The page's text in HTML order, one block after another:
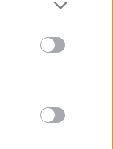
more Google
may click to
party tags to
below Google
5 €/gg.
le